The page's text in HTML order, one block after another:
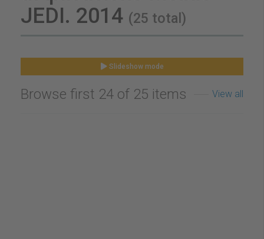
JEDI. 2014 (25 total)
Slideshow mode
Browse first 24 of 25 items View all